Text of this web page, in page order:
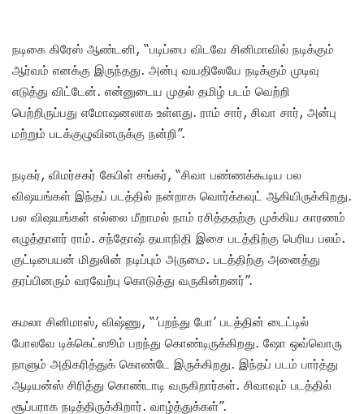
நடிகை கிரேஸ் ஆண்டனி, “படிப்பை விடவே சினிமாவில் நடிக்கும்
ஆர்வம் எனக்கு இருந்தது. அன்பு வயதிலேயே நடிக்கும் முடிவு
எடுத்து விட்டேன். என்னுடைய முதல் தமிழ் படம் வெற்றி
பெற்றிருப்பது எமோஷனலாக உள்ளது. ராம் சார், சிவா சார், அன்பு
மற்றும் படக்குழுவினருக்கு நன்றி”.
நடிகர், விமர்சகர் கேபிள் சங்கர், “சிவா பண்ணக்கூடிய பல
விஷயங்கள் இந்தப் படத்தில் நன்றாக வொர்க்கவுட் ஆகியிருக்கிறது.
பல விஷயங்கள் எல்லை மீறாமல் நாம் ரசித்ததற்கு முக்கிய காரணம்
எழுத்தாளர் ராம். சந்தோஷ் தயாநிதி இசை படத்திற்கு பெரிய பலம்.
குட்டிபையன் மிதுலின் நடிப்பும் அருமை. படத்திற்கு அனைத்து
தரப்பினரும் வரவேற்பு கொடுத்து வருகின்றனர்”.
கமலா சினிமாஸ், விஷ்ணு, “’பறந்து போ’ படத்தின் டைட்டில்
போலவே டிக்கெட்ஸூம் பறந்து கொண்டிருக்கிறது. ஷோ ஒவ்வொரு
நாளும் அதிகரித்துக் கொண்டே இருக்கிறது. இந்தப் படம் பார்த்து
ஆடியன்ஸ் சிரித்து கொண்டாடி வருகிறார்கள். சிவாவும் படத்தில்
சூப்பராக நடித்திருக்கிறார். வாழ்த்துக்கள்”.